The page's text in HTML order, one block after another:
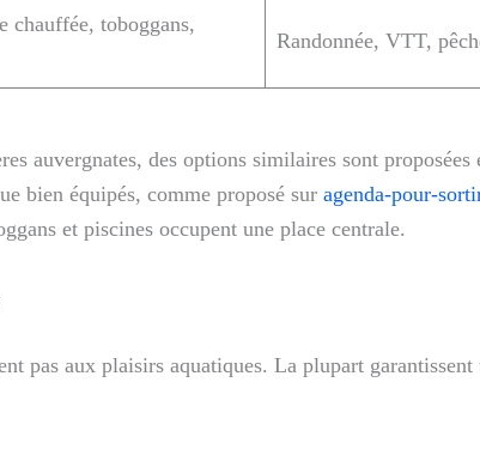
chauffée, toboggans,
Randonnée, VTT,
auvergnates, des options similaires sont
bien équipés, comme proposé sur agenda-pour-
et piscines occupent une place centrale.
pas aux plaisirs aquatiques. La plupart garantissent